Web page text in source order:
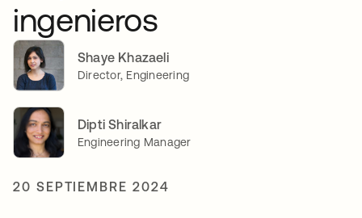
ingenieros
Shaye Khazaeli
Director, Engineering
Dipti Shiralkar
Engineering Manager
20 SEPTIEMBRE 2024